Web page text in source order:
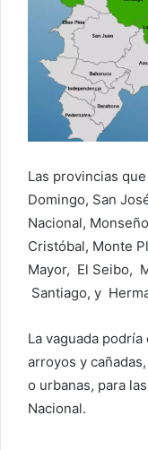
Las provincias
Domingo, San
Nacional,
Cristóbal, Monte
Mayor, El Seibo,
Santiago, y
La vaguada
arroyos y
o urbanas, para
Nacional.